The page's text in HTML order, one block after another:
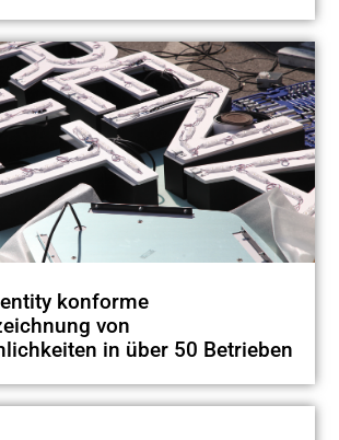
konforme
von
in über 50 Betrieben